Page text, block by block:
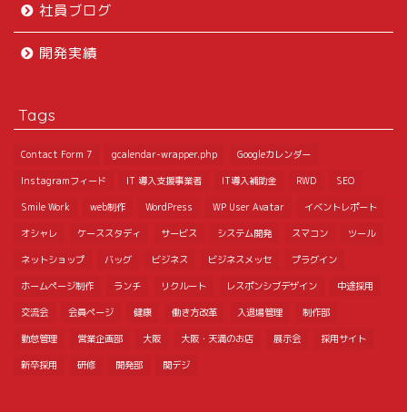
社員ブログ
開発実績
Tags
Contact Form 7 gcalendar-wrapper.php Googleカレンダー
Instagramフィード IT 導入支援事業者 IT導入補助金 RWD SEO
Smile Work web制作 WordPress WP User Avatar イベントレポート
オシャレ ケーススタディ サービス システム開発 スマコン ツール
ネットショップ バッグ ビジネス ビジネスメッセ プラグイン
ホームページ制作 ランチ リクルート レスポンシブデザイン 中途採用
交流会 会員ページ 健康 働き方改革 入退場管理 制作部
勤怠管理 営業企画部 大阪 大阪・天満のお店 展示会 採用サイト
新卒採用 研修 開発部 関デジ